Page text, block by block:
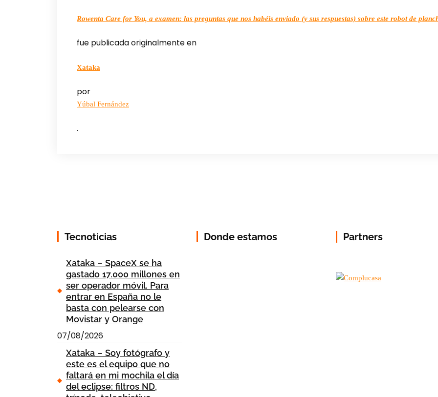
Rowenta Care for You, a examen: las preguntas que nos habéis enviado (y sus respuestas) sobre este robot de
fue publicada originalmente en
Xataka
por
Yúbal Fernández
.
Tecnoticias
Xataka – SpaceX se ha
gastado 17.000 millones en
ser operador móvil. Para
entrar en España no le
basta con pelearse con
Movistar y Orange
07/08/2026
Xataka – Soy fotógrafo y
este es el equipo que no
faltará en mi mochila el día
del eclipse: filtros ND,
Donde estamos Partners